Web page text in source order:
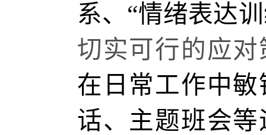
系、“情绪表达
切实可行的应
在日常工作中
话、主题班会